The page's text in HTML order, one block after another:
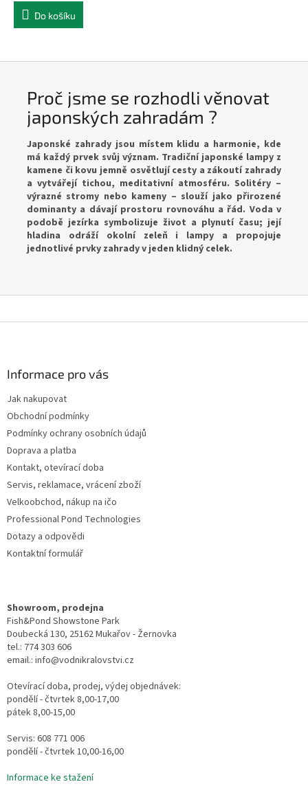
Do košíku
Proč jsme se rozhodli věnovat
japonských zahradám ?
Japonské zahrady jsou místem klidu a harmonie, kde
má každý prvek svůj význam. Tradiční japonské lampy z
kamene či kovu jemně osvětlují cesty a zákoutí zahrady
a vytvářejí tichou, meditativní atmosféru. Solitéry –
výrazné stromy nebo kameny – slouží jako přirozené
dominanty a dávají prostoru rovnováhu a řád. Voda v
podobě jezírka symbolizuje život a plynutí času; její
hladina odráží okolní zeleň i lampy a propojuje
jednotlivé prvky zahrady v jeden klidný celek.
Informace pro vás
Jak nakupovat
Obchodní podmínky
Podmínky ochrany osobních údajů
Doprava a platba
Kontakt, otevírací doba
Servis, reklamace, vrácení zboží
Velkoobchod, nákup na ičo
Professional Pond Technologies
Dotazy a odpovědi
Kontaktní formulář
Showroom, prodejna
Fish&Pond Showstone Park
Doubecká 130, 25162 Mukařov - Žernovka
tel.: 774 303 606
email.: info@vodnikralovstvi.cz
Otevírací doba, prodej, výdej objednávek:
pondělí - čtvrtek 8,00-17,00
pátek 8,00-15,00
Servis: 608 771 006
pondělí - čtvrtek 10,00-16,00
Informace ke stažení